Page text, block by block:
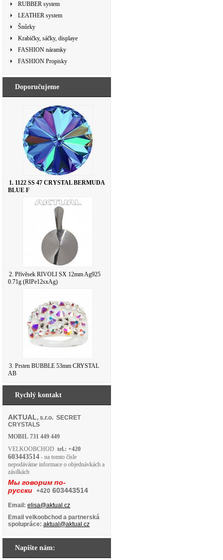
RUBBER system
LEATHER system
Šnůrky
Krabičky, sáčky, displaye
FASHION náramky
FASHION Propisky
Doporučujeme
1. 1122 SS 47 CRYSTAL BERMUDA
BLUE F
2. Přívěsek RIVOLI SX 12mm Ag925
0.71g (RIPe12sxAg)
3. Prsten BUBBLE 53mm CRYSTAL
AB
Rychlý kontakt
AKTUAL, s.r.o. SECRET
CRYSTALS
MOBIL 731 449 449
VELKOOBCHOD tel.: +420
603443514 - na tomto čísle
nepodáváme informace o objednávkách a
zásilkách
Мы говорим по-
русски +420 603443514
Email: elisa@aktual.cz
Email velkoobchod a partnerská
spolupráce: aktual@aktual.cz
Napište nám: